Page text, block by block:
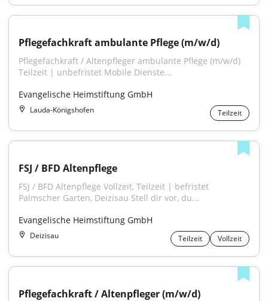
Pflegefachkraft ambulante Pflege (m/w/d)
Pflegefachkraft / Altenpfleger ambulante Pflege (m/w/d)
Teilzeit | unbefristet Mobile Dienste...
Evangelische Heimstiftung GmbH
Lauda-Königshofen Teilzeit
FSJ / BFD Altenpflege
FSJ / BFD Altenpflege Vollzeit, Teilzeit | befristet
Palmscher Garten, Deizisau Stell dir vor, du...
Evangelische Heimstiftung GmbH
Deizisau Teilzeit Vollzeit
Pflegefachkraft / Altenpfleger (m/w/d)